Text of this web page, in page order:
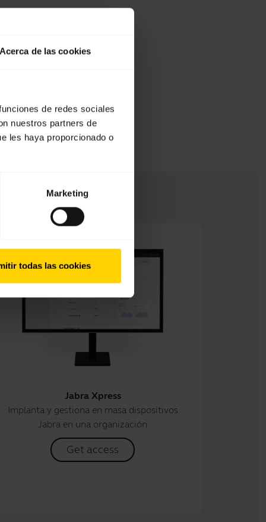
Acerca de las cookies
de redes sociales
nuestros partners de
les haya proporcionado o
Marketing
todas las cookies
Jabra Xpress
Implanta y gestiona en masa dispositivos
Jabra en una organización
Get access